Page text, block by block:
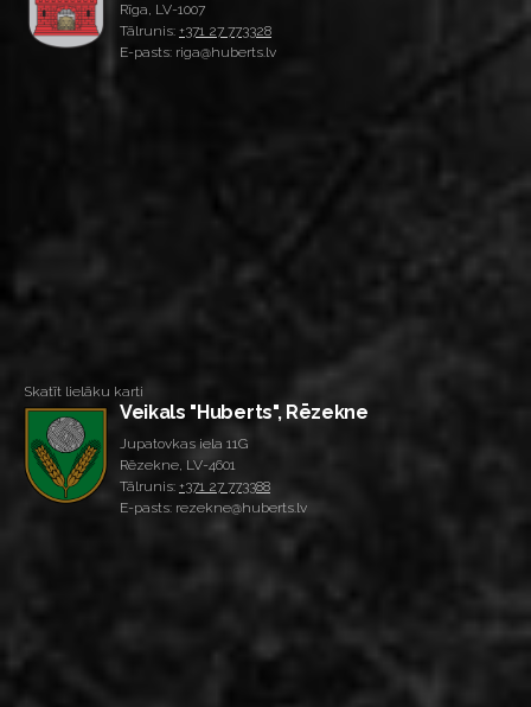
Rīga, LV-1007
Tālrunis: +371 27 773328
E-pasts: riga@huberts.lv
Skatīt lielāku karti
Veikals "Huberts", Rēzekne
Jupatovkas iela 11G
Rēzekne, LV-4601
Tālrunis: +371 27 773388
E-pasts: rezekne@huberts.lv